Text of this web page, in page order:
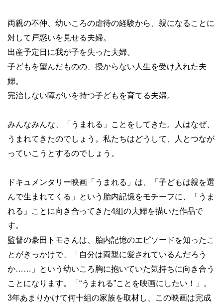
両親の不仲、幼いころの虐待の経験から、親になることに
対して戸惑いを見せる夫婦。
出産予定日に我が子を失った夫婦。
子どもを望んだものの、授からない人生を受け入れた夫
婦。
完治しない障がいを持つ子どもを育てる夫婦。
みんなみんな、「うまれる」ことをしてきた。人はなぜ、
うまれてきたのでしょう。私たちはどうして、人とつなが
っていこうとするのでしょう。
ドキュメンタリー映画「うまれる」は、「子どもは親を選
んで生まれてくる」という胎内記憶をモチーフに、「うま
れる」ことに向き合ってきた4組の夫婦を描いた作品で
す。
監督の豪田トモさんは、胎内記憶のエピソードを知ったこ
とがきっかけで、「自分は両親に愛されているんだろう
か……」という幼いころ胸に抱いていた気持ちに向き合う
ことになります。「“うまれる”ことを映画にしたい！」。
3年あまりかけて何十組の家族を取材し、この映画は完成